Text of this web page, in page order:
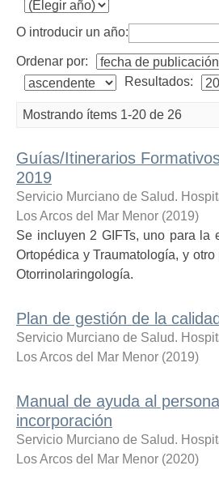
O introducir un año:
Ordenar por:
Resultados:
Mostrando ítems 1-20 de 26
Guías/Itinerarios
2019
Servicio Murciano de Salud.
Los Arcos del Mar Menor (2019)
Se incluyen 2 GIFTs, uno para la
Ortopédica y Traumatología, y
Otorrinolaringología.
Plan de gestión de la
Servicio Murciano de Salud.
Los Arcos del Mar Menor (2019)
Manual de ayuda al
incorporación
Servicio Murciano de Salud.
Los Arcos del Mar Menor (2020)